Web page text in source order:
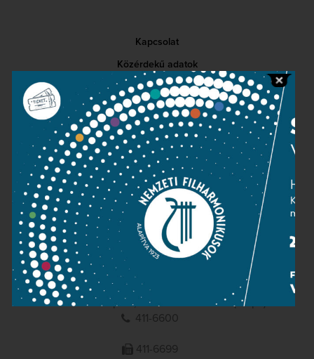
Kapcsolat
Közérdekű adatok
Sajtószoba
Adatvédelem
Impresszum
NEMZETI
FILHARMONIKUSOK
1095 Budapest, Komor Marcell u. 1. (Müpa)
411-6600
411-6699